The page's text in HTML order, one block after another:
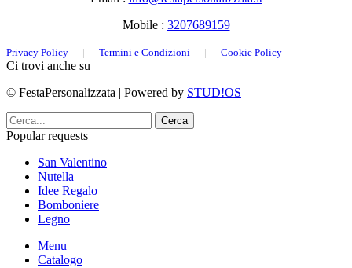
Mobile : 3207689159
Privacy Policy | Termini e Condizioni | Cookie Policy
Ci trovi anche su
© FestaPersonalizzata | Powered by STUD!OS
Cerca
Popular requests
San Valentino
Nutella
Idee Regalo
Bomboniere
Legno
Menu
Catalogo